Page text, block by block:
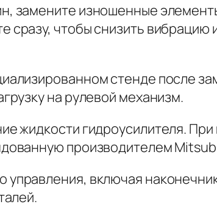
замените изношенные
сразу, чтобы снизить
стенде после
на рулевой механизм.
жидкости гидроусилителя.
производителем
включая